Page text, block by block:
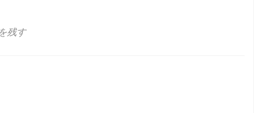
残す